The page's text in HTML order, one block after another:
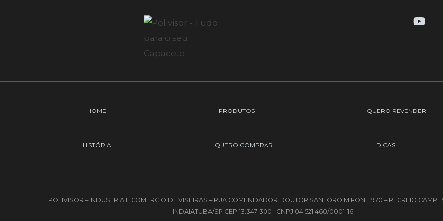
Y
b
HOME PRODUTOS QUERO REVENDER
HISTÓRIA QUERO COMPRAR DICAS
POLIVISOR – INDUSTRIA E COMERCIO DE VISEIRAS – RUA COMENDADOR DOUTOR SANTORO MIRONE 970 – RECREIO
INDAIATUBA/SP CEP 13.347-300 | CNPJ 04.521.460/0001-16